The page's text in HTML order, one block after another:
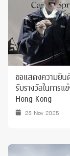
ขอแสดงความยิ
รับรางวัลในการแ
Hong Kong
25 Nov 2025